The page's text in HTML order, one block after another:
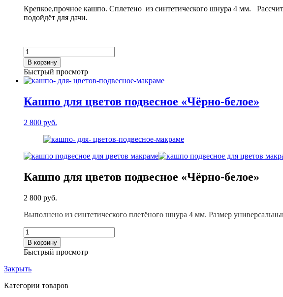
Крепкое,прочное кашпо. Сплетено из синтетического шнура 4 мм.
подойдёт для дачи.
Количество
товара
Кашпо
для
цветов
"Розовое"
В корзину
Быстрый просмотр
Кашпо для цветов подвесное «Чёрно-белое»
2 800 руб.
Кашпо для цветов подвесное «Чёрно-белое»
2 800 руб.
Выполнено из синтетического плетёного шнура 4 мм. Размер
Количество
товара
Кашпо
для
цветов
подвесное
"Чёрно-
В корзину
Быстрый просмотр
Закрыть
Категории товаров